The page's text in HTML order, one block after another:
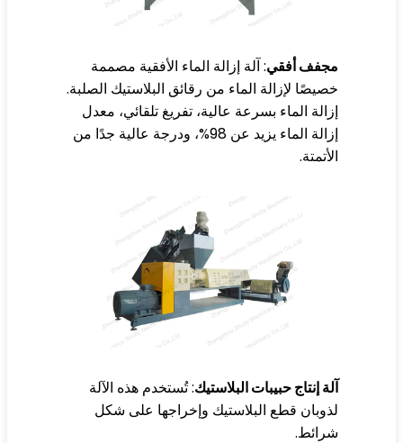
: آلة إزالة الماء الأفقية مصممة
لإزالة الماء من رقائق البلاستيك الصلبة.
الماء بسرعة عالية، تفريغ تلقائي، معدل
إزالة الماء يزيد عن 98%، ودرجة عالية جدًا من
إنتاج حبيبات البلاستيك: تُستخدم هذه الآلة
قطع البلاستيك وإخراجها على شكل